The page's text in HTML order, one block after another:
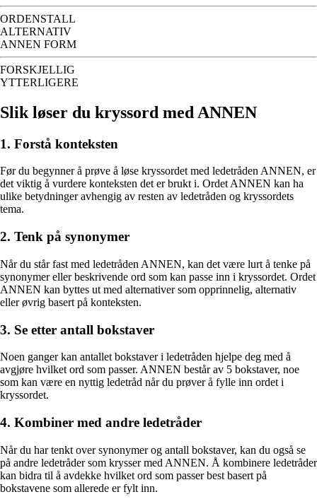
ORDENSTALL
ALTERNATIV
ANNEN FORM
FORSKJELLIG
YTTERLIGERE
Slik løser du kryssord med ANNEN
1. Forstå konteksten
Før du begynner å prøve å løse kryssordet med ledetråden ANNEN, er
det viktig å vurdere konteksten det er brukt i. Ordet ANNEN kan ha
ulike betydninger avhengig av resten av ledetråden og kryssordets
tema.
2. Tenk på synonymer
Når du står fast med ledetråden ANNEN, kan det være lurt å tenke på
synonymer eller beskrivende ord som kan passe inn i kryssordet. Ordet
ANNEN kan byttes ut med alternativer som opprinnelig, alternativ
eller øvrig basert på konteksten.
3. Se etter antall bokstaver
Noen ganger kan antallet bokstaver i ledetråden hjelpe deg med å
avgjøre hvilket ord som passer. ANNEN består av 5 bokstaver, noe
som kan være en nyttig ledetråd når du prøver å fylle inn ordet i
kryssordet.
4. Kombiner med andre ledetråder
Når du har tenkt over synonymer og antall bokstaver, kan du også se
på andre ledetråder som krysser med ANNEN. Å kombinere ledetråder
kan bidra til å avdekke hvilket ord som passer best basert på
bokstavene som allerede er fylt inn.